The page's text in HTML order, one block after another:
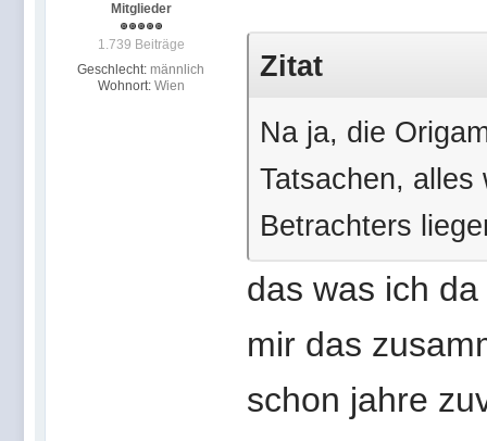
Mitglieder
1.739 Beiträge
Geschlecht: männlich
Wohnort: Wien
Zitat
Na ja, die
Tatsachen, alles
Betrachters
das was ich
mir das
schon jahre